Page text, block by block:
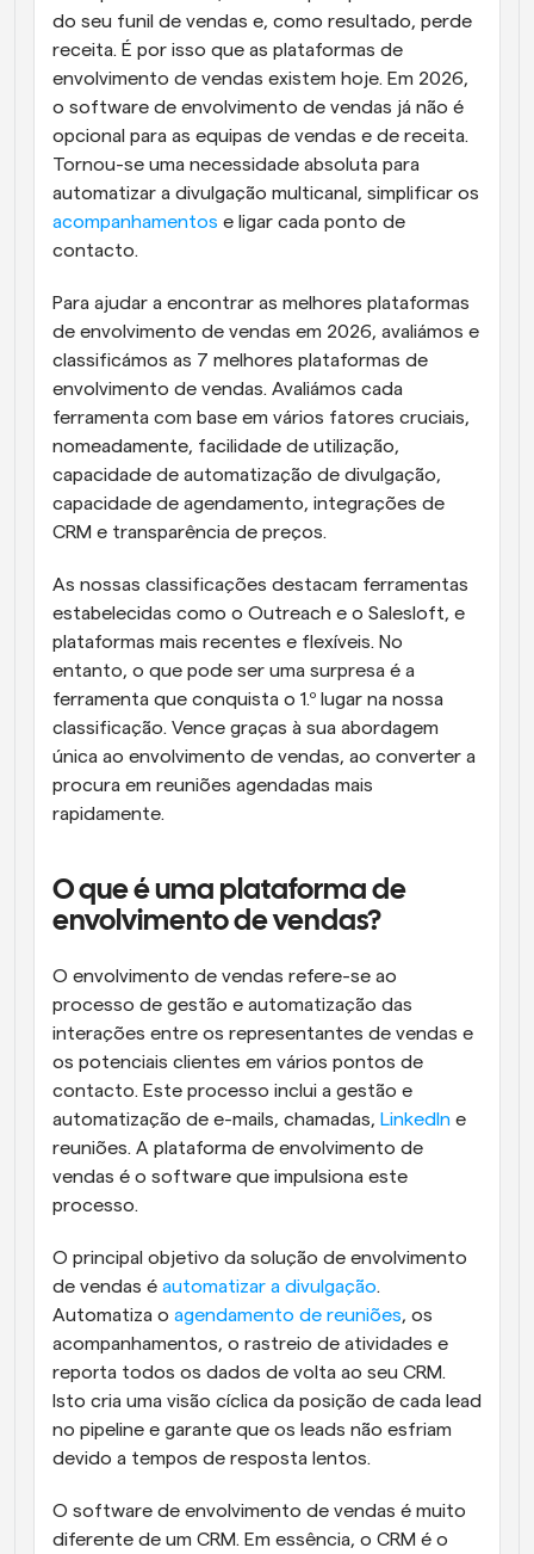
do seu funil de vendas e, como resultado, perde
receita. É por isso que as plataformas de
envolvimento de vendas existem hoje. Em 2026,
o software de envolvimento de vendas já não é
opcional para as equipas de vendas e de receita.
Tornou-se uma necessidade absoluta para
acompanhamentos e ligar cada ponto de
contacto.
Para ajudar a encontrar as melhores plataformas
de envolvimento de vendas em 2026, avaliámos e
classificámos as 7 melhores plataformas de
envolvimento de vendas. Avaliámos cada
ferramenta com base em vários fatores cruciais,
nomeadamente, facilidade de utilização,
capacidade de automatização de divulgação,
capacidade de agendamento, integrações de
CRM e transparência de preços.
As nossas classificações destacam ferramentas
estabelecidas como o Outreach e o Salesloft, e
plataformas mais recentes e flexíveis. No
entanto, o que pode ser uma surpresa é a
ferramenta que conquista o 1.º lugar na nossa
classificação. Vence graças à sua abordagem
única ao envolvimento de vendas, ao converter a
procura em reuniões agendadas mais
rapidamente.
O que é uma plataforma de
envolvimento de vendas?
O envolvimento de vendas refere-se ao
processo de gestão e automatização das
interações entre os representantes de vendas e
os potenciais clientes em vários pontos de
contacto. Este processo inclui a gestão e
automatização de e-mails, chamadas, LinkedIn e
reuniões. A plataforma de envolvimento de
vendas é o software que impulsiona este
processo.
O principal objetivo da solução de envolvimento
de vendas é automatizar a divulgação.
Automatiza o agendamento de reuniões, os
acompanhamentos, o rastreio de atividades e
reporta todos os dados de volta ao seu CRM.
Isto cria uma visão cíclica da posição de cada lead
no pipeline e garante que os leads não esfriam
devido a tempos de resposta lentos.
O software de envolvimento de vendas é muito
diferente de um CRM. Em essência, o CRM é o